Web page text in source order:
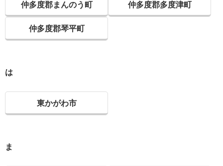
仲多度郡まんのう町 仲多度郡多度津町
仲多度郡琴平町
は
東かがわ市
ま